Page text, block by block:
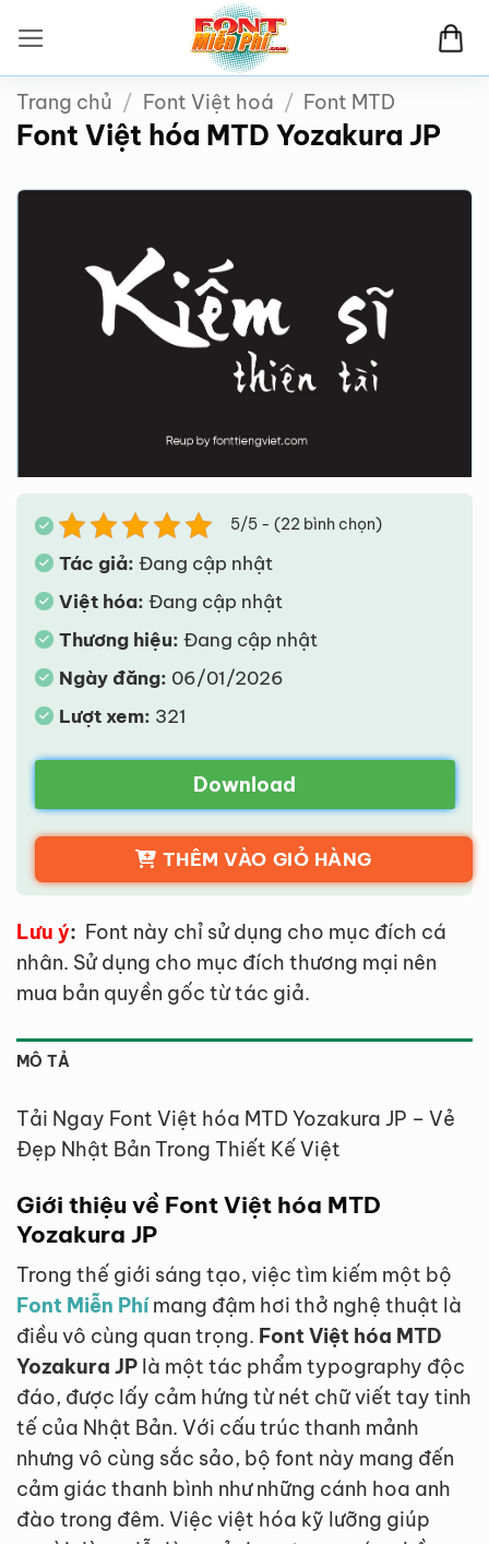
qua
nội
dung
Trang chủ / Font Việt hoá / Font MTD
Font Việt hóa MTD Yozakura JP
5/5 - (22 bình chọn)
Tác giả: Đang cập nhật
Việt hóa: Đang cập nhật
Thương hiệu: Đang cập nhật
Ngày đăng: 06/01/2026
Lượt xem: 321
Download
THÊM VÀO GIỎ HÀNG
Lưu ý: Font này chỉ sử dụng cho mục đích cá
nhân. Sử dụng cho mục đích thương mại nên
mua bản quyền gốc từ tác giả.
MÔ TẢ
Tải Ngay Font Việt hóa MTD Yozakura JP – Vẻ
Đẹp Nhật Bản Trong Thiết Kế Việt
Giới thiệu về Font Việt hóa MTD
Yozakura JP
Trong thế giới sáng tạo, việc tìm kiếm một bộ
Font Miễn Phímang đậm hơi thở nghệ thuật là
điều vô cùng quan trọng. Font Việt hóa MTD
Yozakura JP là một tác phẩm typography độc
đáo, được lấy cảm hứng từ nét chữ viết tay tinh
tế của Nhật Bản. Với cấu trúc thanh mảnh
nhưng vô cùng sắc sảo, bộ font này mang đến
cảm giác thanh bình như những cánh hoa anh
đào trong đêm. Việc việt hóa kỹ lưỡng giúp